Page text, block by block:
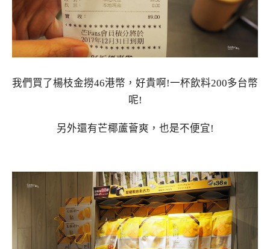
我們買了楊枝金撈46港幣，好貴啊!一杯飲料200多台幣
呢!
另外還有芒椰蘆薈爽，也是不便宜!